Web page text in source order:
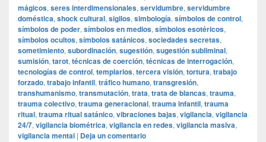
mágicos, seres interdimensionales, servidumbre, servidumbre
doméstica, shock cultural, sigilos, simbología, símbolos de control,
símbolos de poder, símbolos en medios, símbolos esotéricos,
símbolos ocultos, símbolos satánicos, sociedades secretas,
sometimiento, subordinación, sugestión, sugestión subliminal,
sumisión, tarot, técnicas de coerción, técnicas de interrogación,
tecnologías de control, templarios, tercera visión, tortura, trabajo
forzado, trabajo infantil, tráfico humano, transgresión,
transhumanismo, transmutación, trata, trata de blancas, trauma,
trauma colectivo, trauma generacional, trauma infantil, trauma
ritual, trauma ritual satánico, vibraciones bajas, vigilancia, vigilancia
24/7, vigilancia biométrica, vigilancia en redes, vigilancia masiva,
vigilancia mental | Deja un comentario